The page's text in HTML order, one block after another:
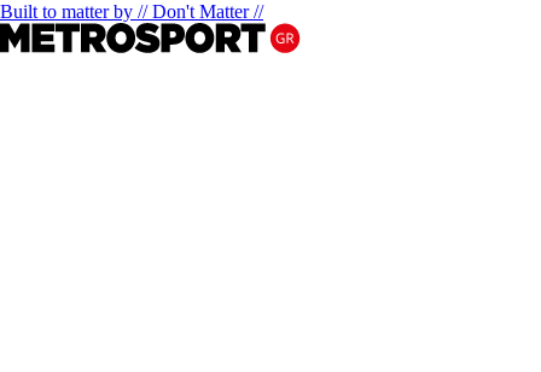
Built to matter by // Don't Matter //